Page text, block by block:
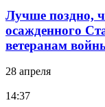
Лучше поздно,
осажденного
ветеранам
28 апреля
14:37